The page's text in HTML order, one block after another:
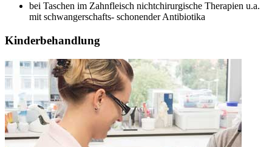
bei Taschen im Zahnfleisch nichtchirurgische Therapien u.a.
mit schwangerschafts- schonender Antibiotika
Kinderbehandlung